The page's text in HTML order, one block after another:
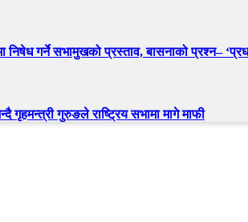
गर्ने सभामुखको प्रस्ताव, बासनाको प्रश्न–
गृहमन्त्री गुरुङले राष्ट्रिय सभामा मागे माफी